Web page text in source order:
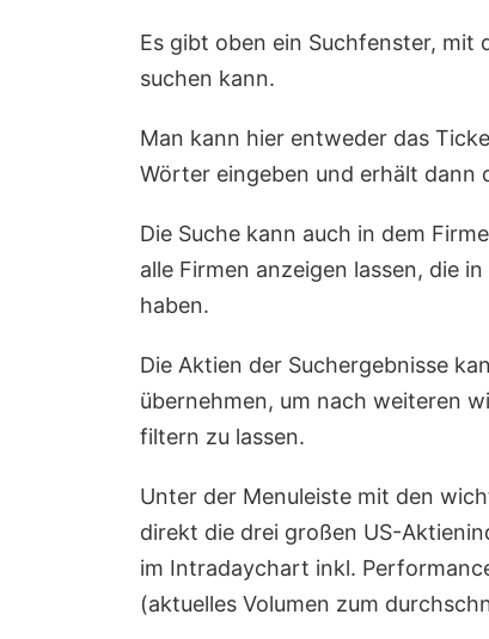
Es gibt oben ein Suchfenster, mit
suchen kann.
Man kann hier entweder das
Wörter eingeben und erhält dann
Die Suche kann auch in dem
alle Firmen anzeigen lassen, die
haben.
Die Aktien der Suchergebnisse
übernehmen, um nach weiteren
filtern zu lassen.
Unter der Menuleiste mit den
direkt die drei großen US-
im Intradaychart inkl.
(aktuelles Volumen zum